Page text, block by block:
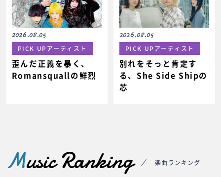
2026.08.05
PICK UPアーティスト
歪んだ正義を暴く、
Romansquallの鮮烈
2026.08.05
PICK UPアーティスト
別れをそっと肯定す
る、She Side Shipの
芯
Music Ranking 楽曲ランキング